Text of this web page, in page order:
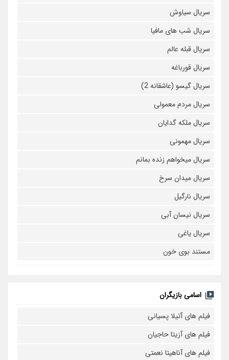
سریال سیاوش
سریال شب های مافیا
سریال قبله عالم
سریال قورباغه
سریال گیسو (عاشقانه 2)
سریال مردم معمولی
سریال ملکه گدایان
سریال مهمونی
سریال میخواهم زنده بمانم
سریال میدان سرخ
سریال نارگیل
سریال نیسان آبی
سریال یاغی
مستند بوی خون
اسامی بازیگران
فیلم های آتیلا پسیانی
فیلم های آزیتا حاجیان
فیلم های آناهیتا نعمتی